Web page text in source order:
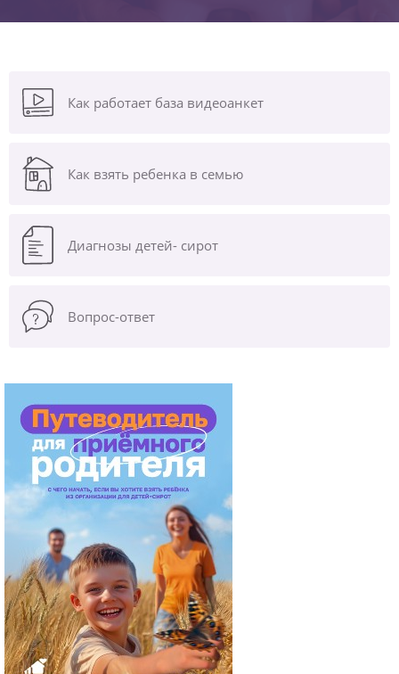
Как работает база видеоанкет
Как взять ребенка в семью
Диагнозы детей- сирот
Вопрос-ответ